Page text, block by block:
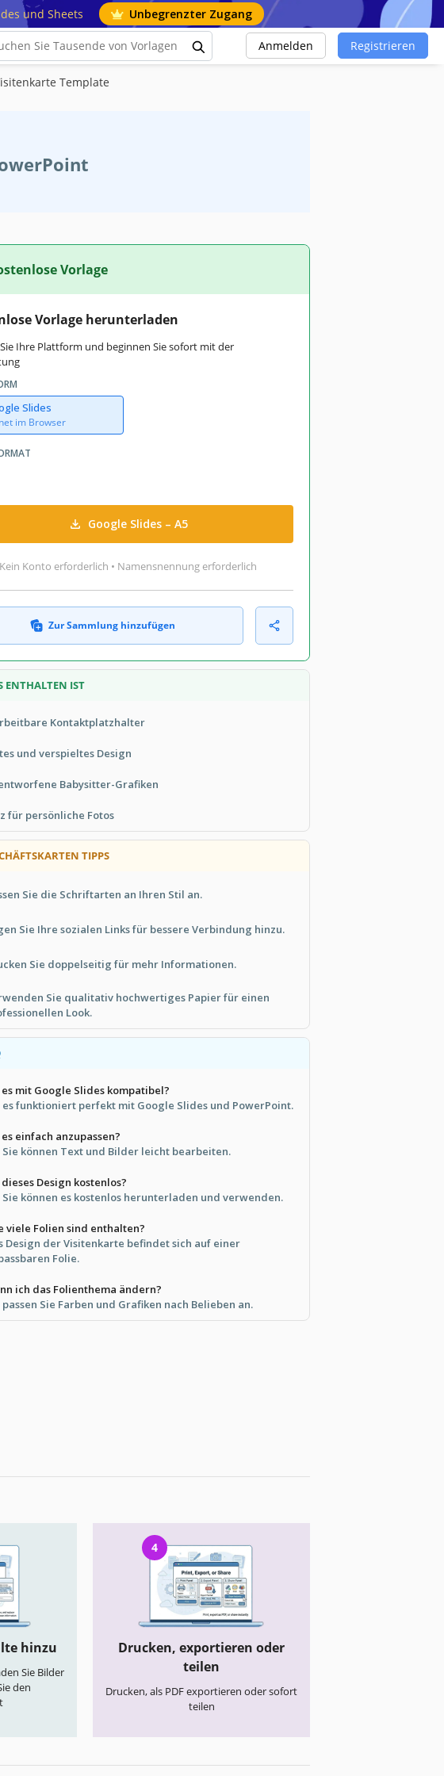
und Sheets Unbegrenzter Zugang
Anmelden Registrieren
Template
Vorlage
Vorlage herunterladen
Ihre Plattform und beginnen Sie sofort mit der
Slides
im Browser
Google Slides – A5
Kein Konto erforderlich • Namensnennung erforderlich
Zur Sammlung hinzufügen
ENTHALTEN IST
Kontaktplatzhalter
und verspieltes Design
Babysitter-Grafiken
für persönliche Fotos
TIPPS
Sie die Schriftarten an Ihren Stil an.
Sie Ihre sozialen Links für bessere Verbindung hinzu.
Sie doppelseitig für mehr Informationen.
Sie qualitativ hochwertiges Papier für einen
Look.
es mit Google Slides kompatibel?
es funktioniert perfekt mit Google Slides und PowerPoint.
es einfach anzupassen?
Sie können Text und Bilder leicht bearbeiten.
dieses Design kostenlos?
Sie können es kostenlos herunterladen und verwenden.
viele Folien sind enthalten?
Design der Visitenkarte befindet sich auf einer
Folie.
ich das Folienthema ändern?
passen Sie Farben und Grafiken nach Belieben an.
hinzu
Sie Bilder
den
4
Drucken, exportieren oder
teilen
Drucken, als PDF exportieren oder sofort
teilen